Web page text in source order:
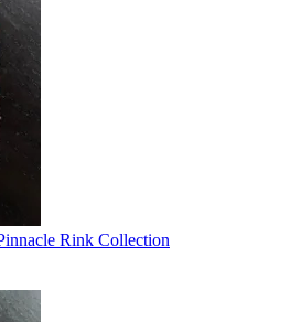
Rink Collection